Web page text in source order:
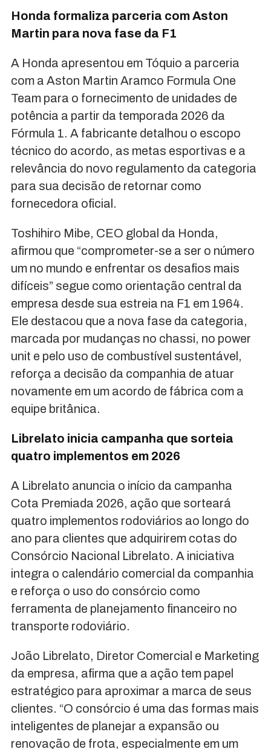
Honda formaliza parceria com Aston
Martin para nova fase da F1
A Honda apresentou em Tóquio a parceria
com a Aston Martin Aramco Formula One
Team para o fornecimento de unidades de
potência a partir da temporada 2026 da
Fórmula 1. A fabricante detalhou o escopo
técnico do acordo, as metas esportivas e a
relevância do novo regulamento da categoria
para sua decisão de retornar como
fornecedora oficial.
Toshihiro Mibe, CEO global da Honda,
afirmou que “comprometer-se a ser o número
um no mundo e enfrentar os desafios mais
difíceis” segue como orientação central da
empresa desde sua estreia na F1 em 1964.
Ele destacou que a nova fase da categoria,
marcada por mudanças no chassi, no power
unit e pelo uso de combustível sustentável,
reforça a decisão da companhia de atuar
novamente em um acordo de fábrica com a
equipe britânica.
Librelato inicia campanha que sorteia
quatro implementos em 2026
A Librelato anuncia o início da campanha
Cota Premiada 2026, ação que sorteará
quatro implementos rodoviários ao longo do
ano para clientes que adquirirem cotas do
Consórcio Nacional Librelato. A iniciativa
integra o calendário comercial da companhia
e reforça o uso do consórcio como
ferramenta de planejamento financeiro no
transporte rodoviário.
João Librelato, Diretor Comercial e Marketing
da empresa, afirma que a ação tem papel
estratégico para aproximar a marca de seus
clientes. “O consórcio é uma das formas mais
inteligentes de planejar a expansão ou
renovação de frota, especialmente em um